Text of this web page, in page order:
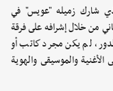
شارك زميله "عويس" في
من خلال إشرافه على فرقة
لم يكن مجرد كاتب أو
والموسيقى والهوية